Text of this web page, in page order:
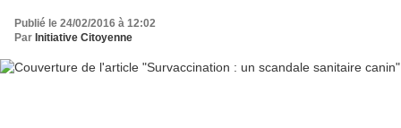
Publié le 24/02/2016 à 12:02
Par Initiative Citoyenne